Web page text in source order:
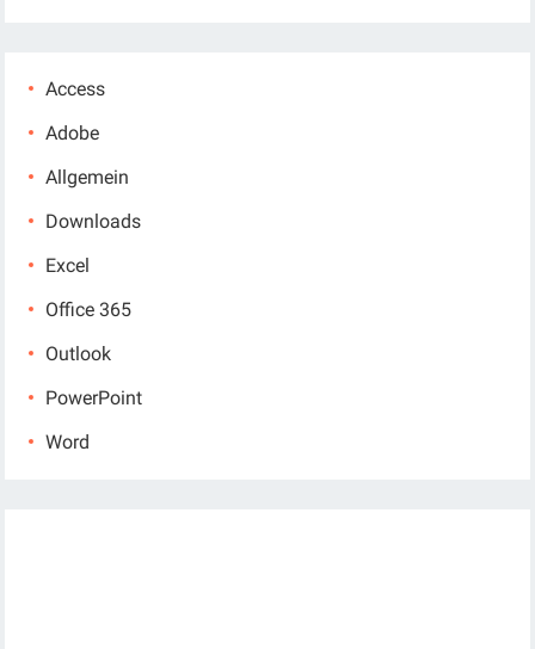
Access
Adobe
Allgemein
Downloads
Excel
Office 365
Outlook
PowerPoint
Word